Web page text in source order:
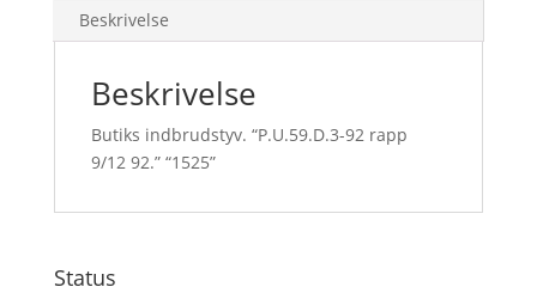
Beskrivelse
Beskrivelse
Butiks indbrudstyv. “P.U.59.D.3-92 rapp
9/12 92.” “1525”
Status